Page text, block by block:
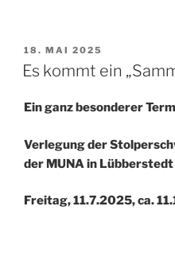
VERÖFFENTLICHT
AM
18. MAI 2025
Es kommt ein
Ein ganz besonderer
Ver­le­gung der
der MUNA in Lübberstedt
Freitag, 11.7.2025, ca.